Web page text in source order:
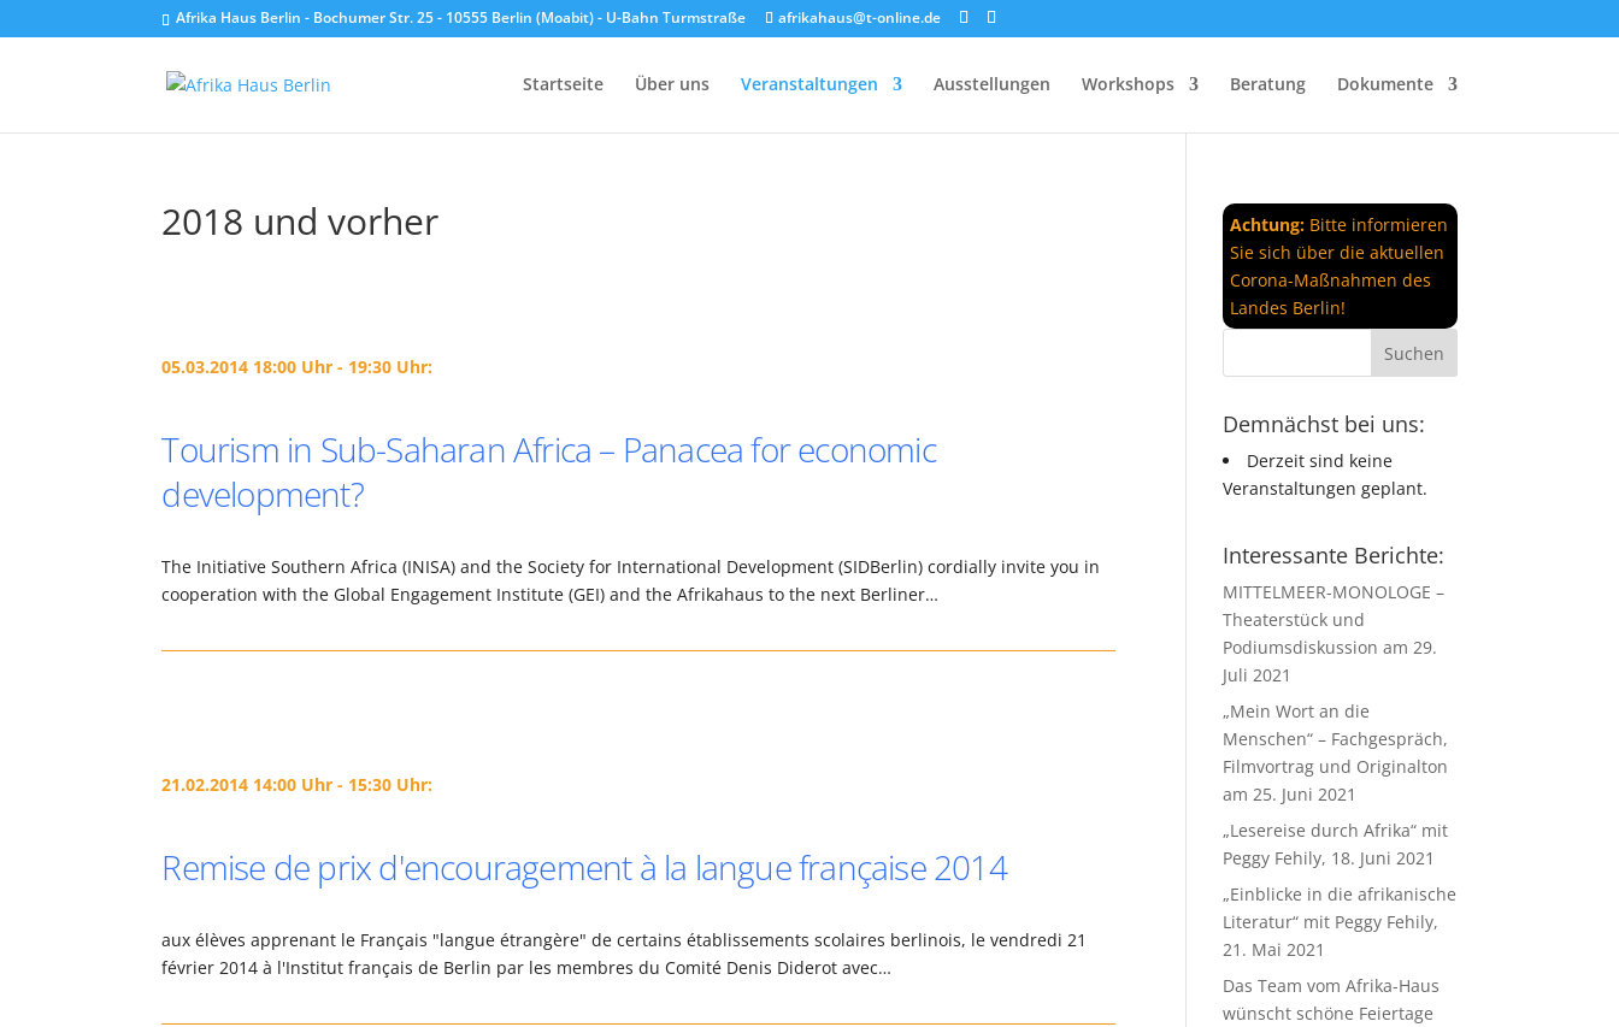
Afrika Haus Berlin - Bochumer Str. 25 - 10555 Berlin (Moabit) - U-Bahn Turmstraße afrikahaus@t-online.de
Startseite Über uns Veranstaltungen Ausstellungen Workshops Beratung Dokumente
2018 und vorher
05.03.2014 18:00 Uhr - 19:30 Uhr:
Tourism in Sub-Saharan Africa – Panacea for economic
development?
The Initiative Southern Africa (INISA) and the Society for International Development (SIDBerlin) cordially invite you in
cooperation with the Global Engagement Institute (GEI) and the Afrikahaus to the next Berliner…
21.02.2014 14:00 Uhr - 15:30 Uhr:
Remise de prix d'encouragement à la langue française 2014
aux élèves apprenant le Français "langue étrangère" de certains établissements scolaires berlinois, le vendredi 21
février 2014 à l'Institut français de Berlin par les membres du Comité Denis Diderot avec…
Achtung: Bitte informieren
Sie sich über die aktuellen
Corona-Maßnahmen des
Landes Berlin!
Demnächst bei uns:
Derzeit sind keine
Veranstaltungen geplant.
Interessante Berichte:
MITTELMEER-MONOLOGE –
Theaterstück und
Podiumsdiskussion am 29.
Juli 2021
„Mein Wort an die
Menschen“ – Fachgespräch,
Filmvortrag und Originalton
am 25. Juni 2021
„Lesereise durch Afrika“ mit
Peggy Fehily, 18. Juni 2021
„Einblicke in die afrikanische
Literatur“ mit Peggy Fehily,
21. Mai 2021
Das Team vom Afrika-Haus
wünscht schöne Feiertage